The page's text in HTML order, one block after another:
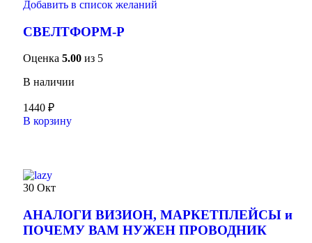
Добавить в список желаний
СВЕЛТФОРМ-Р
Оценка 5.00 из 5
В наличии
1440 ₽
В корзину
30 Окт
АНАЛОГИ ВИЗИОН, МАРКЕТПЛЕЙСЫ и
ПОЧЕМУ ВАМ НУЖЕН ПРОВОДНИК